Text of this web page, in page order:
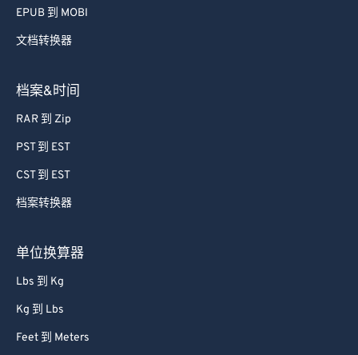
EPUB 到 MOBI
文档转换器
档案&时间
RAR 到 Zip
PST 到 EST
CST 到 EST
档案转换器
单位换算器
Lbs 到 Kg
Kg 到 Lbs
Feet 到 Meters